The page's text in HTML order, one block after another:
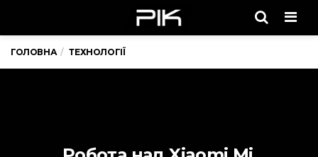
ГОЛОВНА ТЕХНОЛОГІЇ